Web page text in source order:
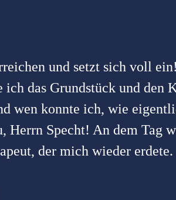
und setzt sich voll ein!
ich das Grundstück und den
wen konnte ich, wie
Herrn Specht! An dem Tag
der mich wieder erdete.